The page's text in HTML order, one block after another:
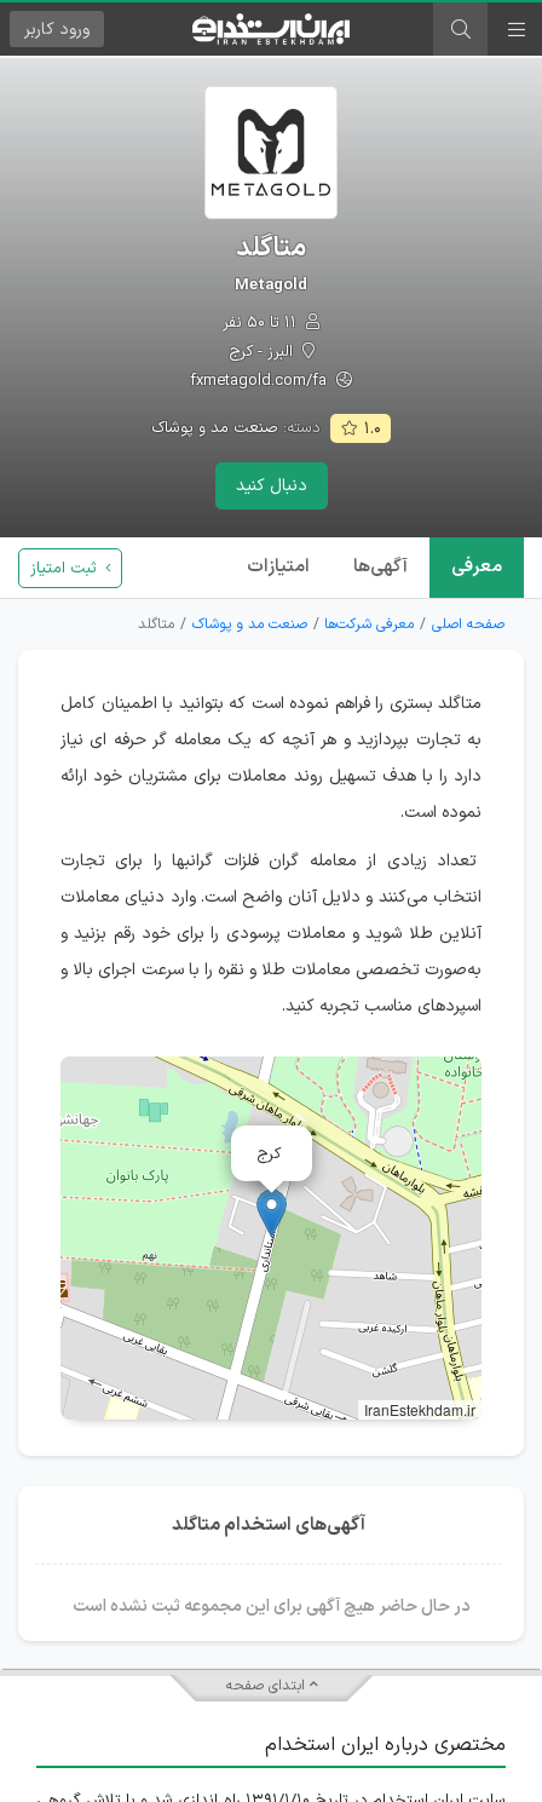
ورود کاربر
متاگلد
Metagold
البرز - کرج
۱.۰ دسته: صنعت مد و پوشاک
دنبال کنید
معرفی آگهی‌ها امتیازات ثبت امتیاز
صفحه اصلی معرفی شرکت‌ها صنعت مد و پوشاک متاگلد
متاگلد بستری را فراهم نموده است که بتوانید با اطمینان کامل
به تجارت بپردازید و هر آنچه که یک معامله گر حرفه ای نیاز
دارد را با هدف تسهیل روند معاملات برای مشتریان خود ارائه
نموده است.
تعداد زیادی از معامله گران فلزات گرانبها را برای تجارت
انتخاب می‌کنند و دلایل آنان واضح است. وارد دنیای معاملات
آنلاین طلا شوید و معاملات پرسودی را برای خود رقم بزنید و
به‌صورت تخصصی معاملات طلا و نقره را با سرعت اجرای بالا و
اسپردهای مناسب تجربه کنید.
کرج
IranEstekhdam.ir
آگهی‌های استخدام متاگلد
در حال حاضر هیچ آگهی برای این مجموعه ثبت نشده است
ابتدای صفحه
مختصری درباره ایران استخدام